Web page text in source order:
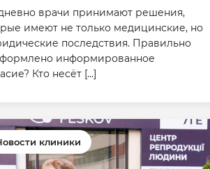
врачи принимают решения,
имеют не только медицинские, но
последствия. Правильно
информированное
Кто несёт […]
клиники